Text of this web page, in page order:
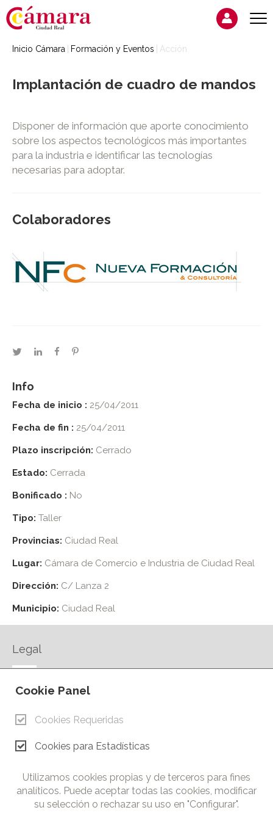
Inicio Cámara Formación y Eventos Acción
Implantación de cuadro de mandos
Disponer de información que aporte conocimiento
sobre los aspectos tecnológicos más importantes
para la industria e identificar las tecnologías
necesarias para adoptar.
Colaboradores
twitterlinkedinfacebookpinterest
Info
Fecha de inicio : 25/04/2011
Fecha de fin : 25/04/2011
Plazo inscripción: Cerrado
Estado: Cerrada
Bonificado : No
Tipo: Taller
Provincias: Ciudad Real
Lugar: Cámara de Comercio e Industria de Ciudad Real
Dirección: C/ Lanza 2
Municipio: Ciudad Real
Legal
AVISO LEGAL
CONTACTO
Cámara de Comercio e Industria de Ciudad Real. Todos los
derechos reservados. Prohibida la reproducción total o parcial
de los contenidos de esta web.
Cookie Panel
Cookies Requeridas
Cookies para Estadísticas
Utilizamos cookies propias y de terceros para fines
analíticos. Puede aceptar todas las cookies, modificar
su selección o rechazar su uso en "Configurar".